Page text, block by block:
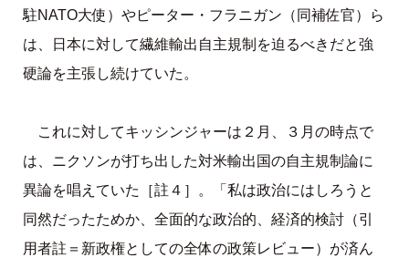
駐NATO大使）やピーター・フラニガン（同補佐官）ら
は、日本に対して繊維輸出自主規制を迫るべきだと強
硬論を主張し続けていた。
これに対してキッシンジャーは２月、３月の時点で
は、ニクソンが打ち出した対米輸出国の自主規制論に
異論を唱えていた［註４］。「私は政治にはしろうと
同然だったためか、全面的な政治的、経済的検討（引
用者註＝新政権としての全体の政策レビュー）が済ん